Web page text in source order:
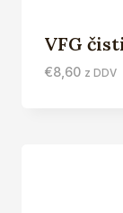
VFG
€8,60 z DDV